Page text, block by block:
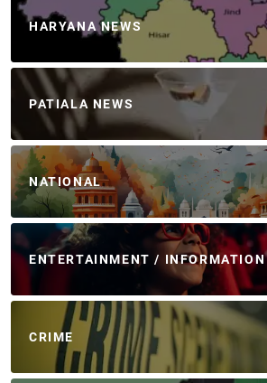
HARYANA NEWS
PATIALA NEWS
NATIONAL
ENTERTAINMENT / INFORMATION
CRIME